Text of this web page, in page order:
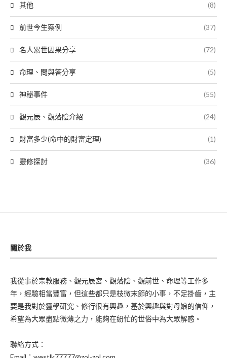
其他 (8)
前世今生案例 (37)
名人累世因果分享 (72)
命理、問與答分享 (5)
神秘事件 (55)
觀元辰、觀落陰介紹 (24)
財富多少(命中的財富定理) (1)
靈修探討 (36)
關於我
我從事於宗教服務、觀元辰宮、觀落陰、觀前世、命理等工作多
年，經驗相當豐富，但這些都只是枝微末節的小事，不足掛齒，主
要是我對於靈學研究、修行很有興趣，基於興趣與對母娘的信仰，
希望為大眾盡點微薄之力，能夠在紛忙的世俗中為大眾解惑。
聯絡方式：